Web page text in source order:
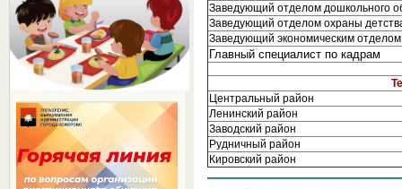
Заведующий отделом дошкольного
Заведующий отделом охраны
Заведующий экономическим отделом
Главный специалист по кадрам
Центральный район
Ленинский район
Заводский район
Рудничный район
Кировский район